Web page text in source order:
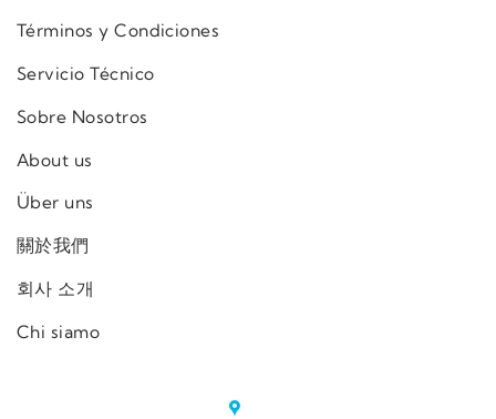
Términos y Condiciones
Servicio Técnico
Sobre Nosotros
About us
Über uns
關於我們
회사 소개
Chi siamo